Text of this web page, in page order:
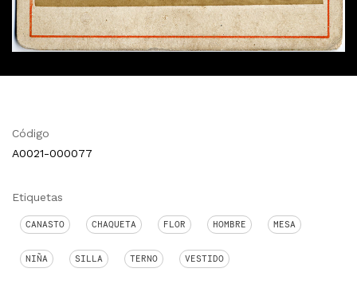
Código
A0021-000077
Etiquetas
CANASTO CHAQUETA FLOR HOMBRE MESA
NIÑA SILLA TERNO VESTIDO